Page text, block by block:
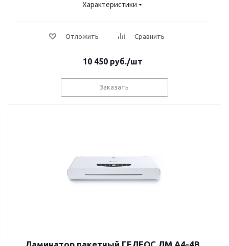
Характеристики
Отложить Сравнить
10 450руб./шт
Заказать